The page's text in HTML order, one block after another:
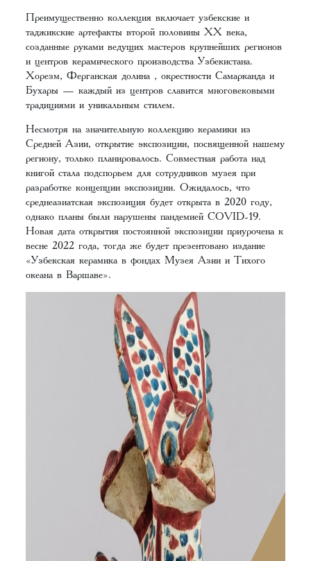
Преимущественно коллекция включает узбекские и
таджикские артефакты второй половины ХХ века,
созданные руками ведущих мастеров крупнейших регионов
и центров керамического производства Узбекистана.
Хорезм, Ферганская долина , окрестности Самарканда и
Бухары — каждый из центров славится многовековыми
традициями и уникальным стилем.
Несмотря на значительную коллекцию керамики из
Средней Азии, открытие экспозиции, посвященной нашему
региону, только планировалось. Совместная работа над
книгой стала подспорьем для сотрудников музея при
разработке концепции экспозиции. Ожидалось, что
среднеазиатская экспозиция будет открыта в 2020 году,
однако планы были нарушены пандемией COVID-19.
Новая дата открытия постоянной экспозиции приурочена к
весне 2022 года, тогда же будет презентовано издание
«Узбекская керамика в фондах Музея Азии и Тихого
океана в Варшаве».